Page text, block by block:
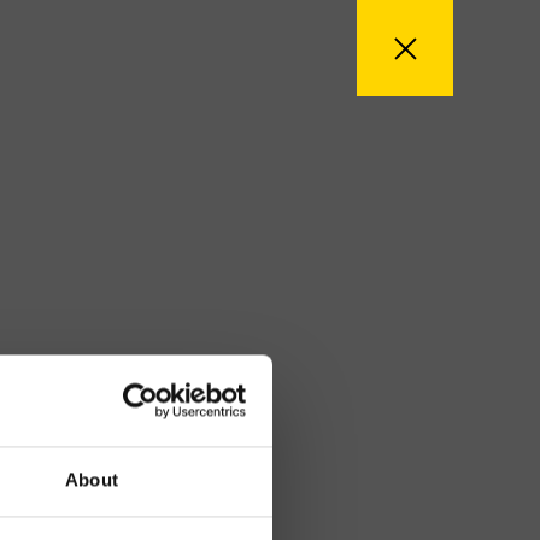
About